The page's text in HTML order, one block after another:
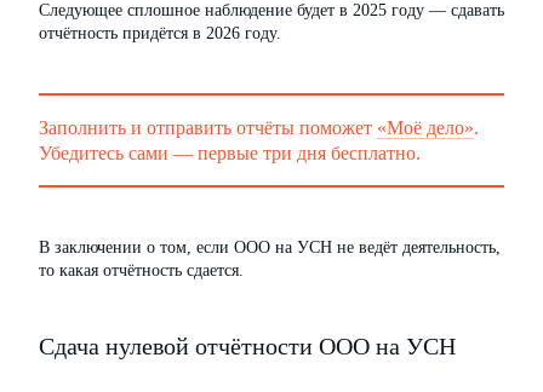
Следующее сплошное наблюдение будет в 2025 году — сдавать
отчётность придётся в 2026 году.
Заполнить и отправить отчёты поможет «Моё дело».
Убедитесь сами — первые три дня бесплатно.
В заключении о том, если ООО на УСН не ведёт деятельность,
то какая отчётность сдается.
Сдача нулевой отчётности ООО на УСН